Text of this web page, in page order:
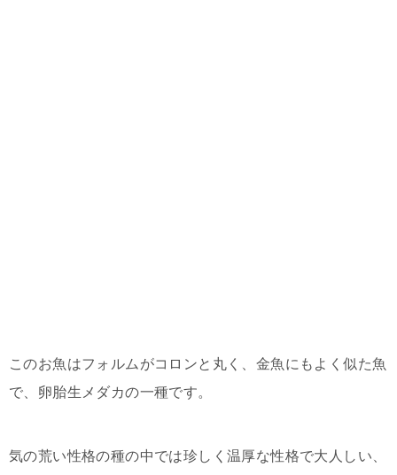
このお魚はフォルムがコロンと丸く、金魚にもよく似た魚
で、卵胎生メダカの一種です。
気の荒い性格の種の中では珍しく温厚な性格で大人しい、